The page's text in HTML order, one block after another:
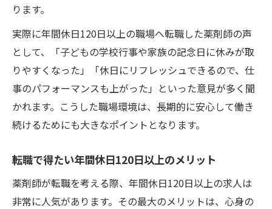
ります。
実際に年間休日120日以上の職場へ転職した薬剤師の声
として、「子どもの学校行事や家族の記念日に休みが取
りやすくなった」「休日にリフレッシュできるので、仕
事のパフォーマンスも上がった」といった意見が多く聞
かれます。こうした職場環境は、長期的に安心して働き
続けるためにも大きなポイントとなります。
転職で得たい年間休日120日以上のメリット
薬剤師が転職を考える際、年間休日120日以上の求人は
非常に人気があります。その最大のメリットは、心身の